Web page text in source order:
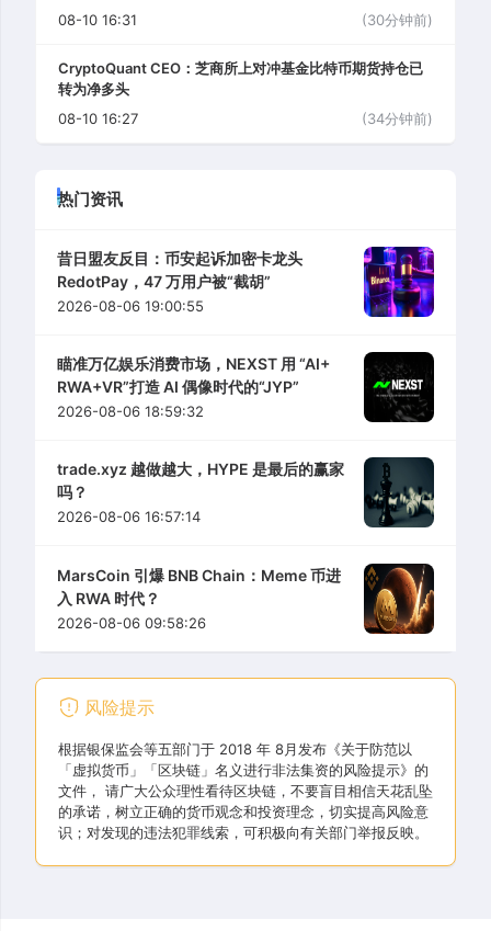
08-10 16:31
(30分钟前)
CryptoQuant CEO：芝商所上对冲基金比特币期货持仓已
转为净多头
08-10 16:27
(34分钟前)
热门资讯
昔日盟友反目：币安起诉加密卡龙头
RedotPay，47 万用户被“截胡”
2026-08-06 19:00:55
瞄准万亿娱乐消费市场，NEXST 用 “AI+
RWA+VR”打造 AI 偶像时代的“JYP”
2026-08-06 18:59:32
trade.xyz 越做越大，HYPE 是最后的赢家
吗？
2026-08-06 16:57:14
MarsCoin 引爆 BNB Chain：Meme 币进
入 RWA 时代？
2026-08-06 09:58:26
风险提示
根据银保监会等五部门于 2018 年 8月发布《关于防范以
「虚拟货币」「区块链」名义进行非法集资的风险提示》的
文件， 请广大公众理性看待区块链，不要盲目相信天花乱坠
的承诺，树立正确的货币观念和投资理念，切实提高风险意
识；对发现的违法犯罪线索，可积极向有关部门举报反映。